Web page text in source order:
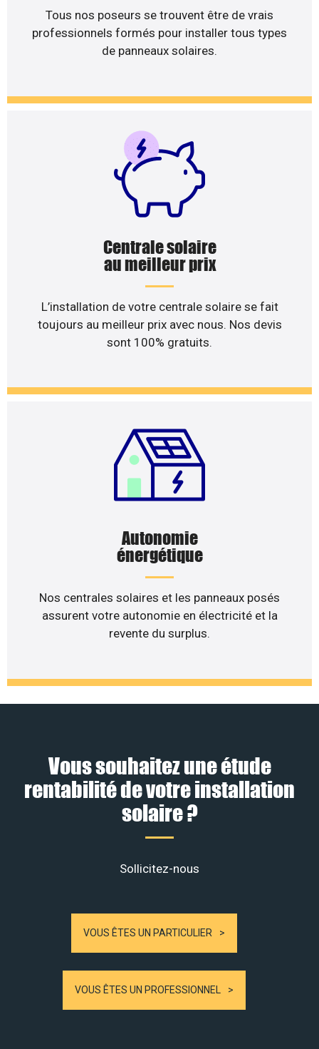
Tous nos poseurs se trouvent être de vrais
professionnels formés pour installer tous types
de panneaux solaires.
Centrale solaire
au meilleur prix
L’installation de votre centrale solaire se fait
toujours au meilleur prix avec nous. Nos devis
sont 100% gratuits.
Autonomie
énergétique
Nos centrales solaires et les panneaux posés
assurent votre autonomie en électricité et la
revente du surplus.
Vous souhaitez une étude
rentabilité de votre installation
solaire ?
Sollicitez-nous
VOUS ÊTES UN PARTICULIER
VOUS ÊTES UN PROFESSIONNEL